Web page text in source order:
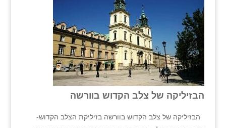
הבזיליקה של צלב הקדוש בוורשה
הבזיליקה של צלב הקדוש בוורשה בזיליקת הצלב הקדוש-